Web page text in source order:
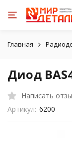
Главная
Диод
Написать
Артикул: 6200